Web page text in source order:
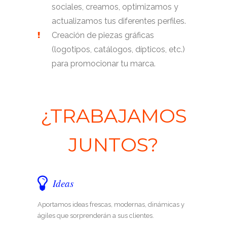
sociales, creamos, optimizamos y
actualizamos tus diferentes perfiles.
Creación de piezas gráficas
(logotipos, catálogos, dípticos, etc.)
para promocionar tu marca.
¿TRABAJAMOS
JUNTOS?
Ideas
Aportamos ideas frescas, modernas, dinámicas y
ágiles que sorprenderán a sus clientes.